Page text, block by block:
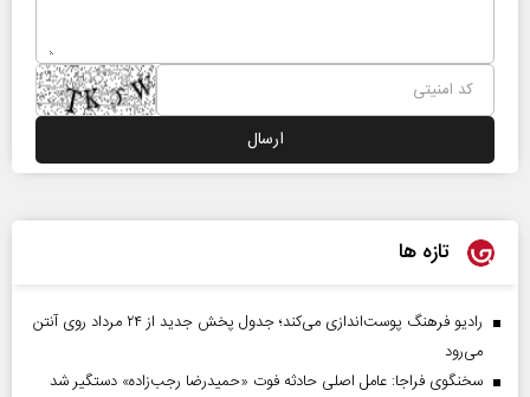
تازه ها
رادیو فرهنگ پوست‌اندازی می‌کند؛ جدول پخش جدید از ۲۴ مرداد روی آنتن
می‌رود
سخنگوی فراجا: عامل اصلی حادثه فوت «حمیدرضا رجب‌زاده» دستگیر شد